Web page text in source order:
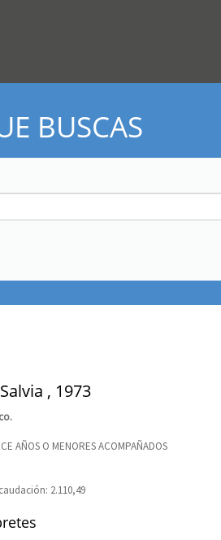
BUSCAS
, 1973
AÑOS O MENORES ACOMPAÑADOS
2.110,49